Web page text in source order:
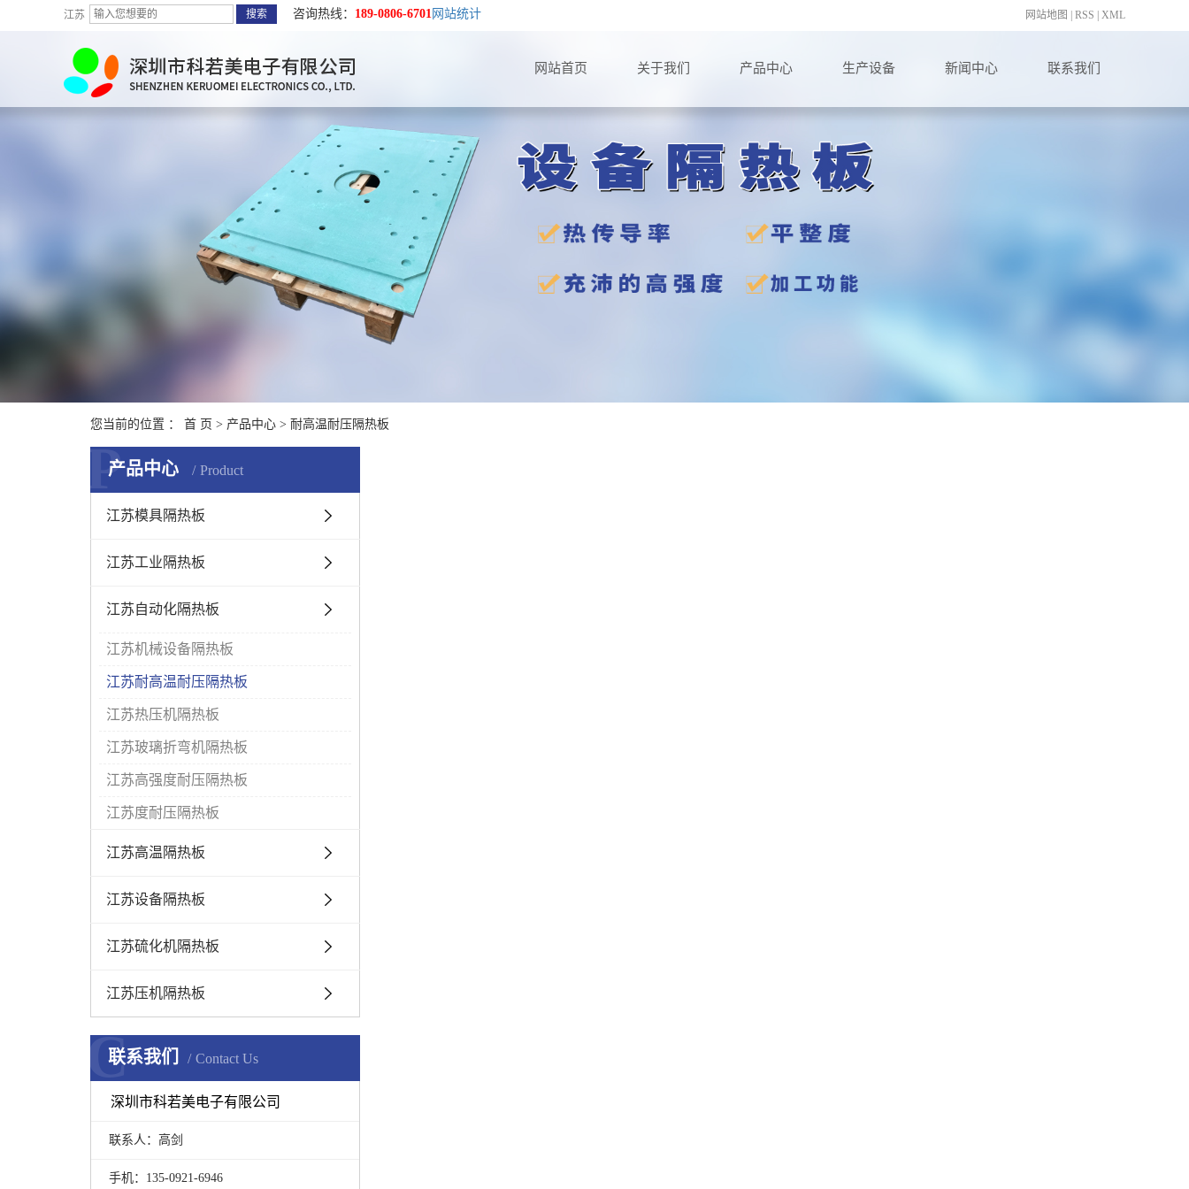
江苏 咨询热线： 189-0806-6701网站统计 网站地图 RSS XML
网站首页 关于我们 产品中心 生产设备 新闻中心 联系我们
您当前的位置 ： 首 页 > 产品中心 > 耐高温耐压隔热板
产品中心 Product
P
江苏模具隔热板
江苏工业隔热板
江苏自动化隔热板
江苏机械设备隔热板
江苏耐高温耐压隔热板
江苏热压机隔热板
江苏玻璃折弯机隔热板
江苏高强度耐压隔热板
江苏度耐压隔热板
江苏高温隔热板
江苏设备隔热板
江苏硫化机隔热板
江苏压机隔热板
联系我们 Contact Us
C
深圳市科若美电子有限公司
联系人：高剑
手机：135-0921-6946